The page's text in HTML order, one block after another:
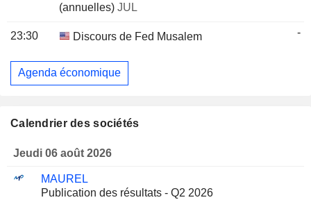
(annuelles) JUL
23:30 Discours de Fed Musalem -
Agenda économique
Calendrier des sociétés
Jeudi 06 août 2026
MAUREL
Publication des résultats - Q2 2026